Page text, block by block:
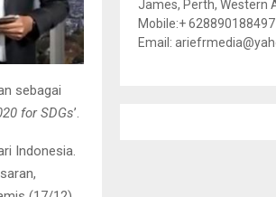
sebagai
for SDGs’.
Indonesia.
James, Perth, Western
Mobile:+
Email: